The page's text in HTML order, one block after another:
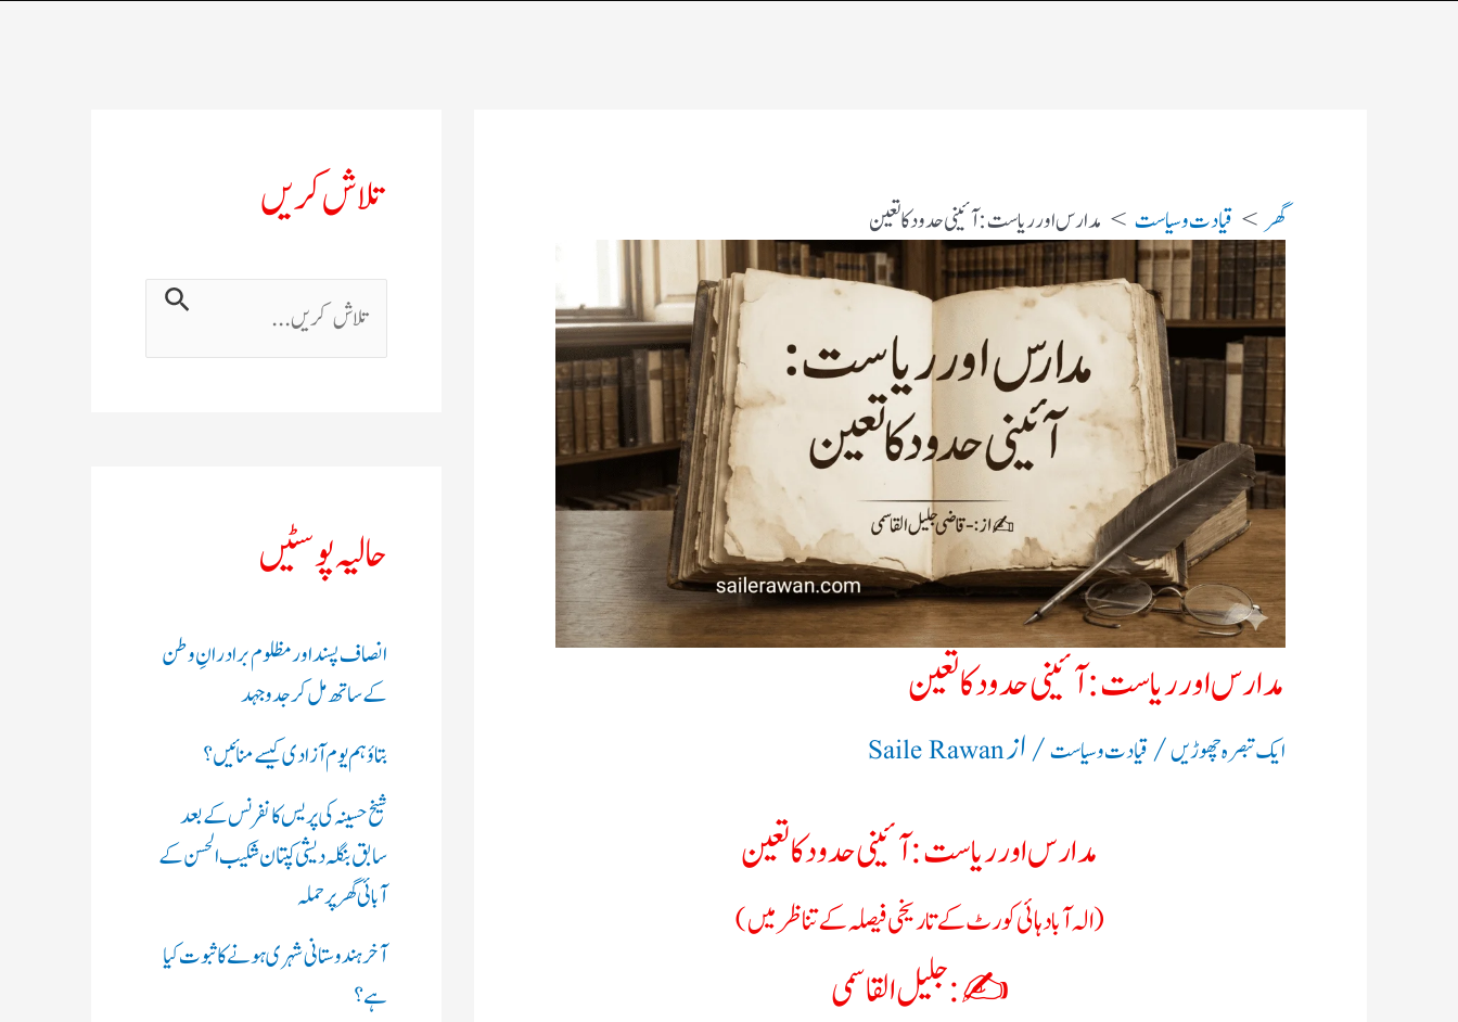
گھر قیادت وسیاست مدارس اور ریاست: آئینی حدود کا تعین
مدارس اور ریاست: آئینی حدود کا تعین
ایک تبصرہ چھوڑیں/قیادت وسیاست/ ازSaile Rawan
مدارس اور ریاست: آئینی حدود کا تعین
(الہ آباد ہائی کورٹ کے تاریخی فیصلہ کے تناظر میں)
✍: جلیل القاسمی
تلاش کریں
ت
ل
ر
ں
:
حالیہ پوسٹیں
انصاف پسند اور مظلوم برادرانِ وطن
کے ساتھ مل کر جدوجہد
بتاؤ ہم یوم آزادی کیسے منائیں؟
شیخ حسینہ کی پریس کانفرنس کے بعد
سابق بنگلہ دیشی کپتان شکیب الحسن کے
آبائی گھر پر حملہ
آخر ہندوستانی شہری ہونے کا ثبوت کیا
ہے؟